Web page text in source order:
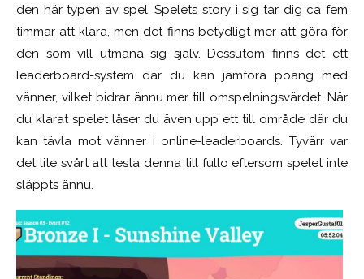
den här typen av spel. Spelets story i sig tar dig ca fem
timmar att klara, men det finns betydligt mer att göra för
den som vill utmana sig själv. Dessutom finns det ett
leaderboard-system där du kan jämföra poäng med
vänner, vilket bidrar ännu mer till omspelningsvärdet. När
du klarat spelet låser du även upp ett till område där du
kan tävla mot vänner i online-leaderboards. Tyvärr var
det lite svårt att testa denna till fullo eftersom spelet inte
släppts ännu.